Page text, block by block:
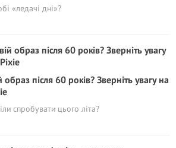
«ледачі дні»?
образ після 60 років? Зверніть увагу на
спробувати цього літа?